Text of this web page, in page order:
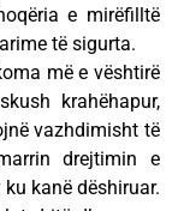
e mirëfilltë
të sigurta.
më e vështirë
krahëhapur,
vazhdimisht të
drejtimin e
kanë dëshiruar.